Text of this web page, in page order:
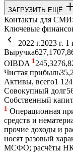
ЗАГРУЗИТЬ ЕЩЁ
Контакты для СМИ:
Ключевые
2022 г.2023 г. 1
Выручка627,1 707,8
OIBDA 1 245,3276,8
Чистая прибыль35,2
Активы, всего1
Совокупный долг
Собственный
1 Операционная
средств и
прочие доходы и
носят разовый
МСФО; расчёты